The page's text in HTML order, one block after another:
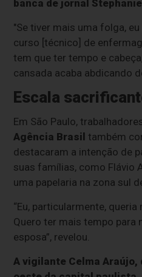
banca de jornal
"Se tiver mais uma folga,
curso [técnico] de
tem que ter tempo e
cansada acaba abdicando
Escala
Em São Paulo,
Agência Brasil também
destacaram a intenção de
suas famílias, como Flávio
uma papelaria na zona sul
“Eu, particularmente,
Quero ter mais tempo para
esposa”, revelou.
A vigilante Celma Araújo,